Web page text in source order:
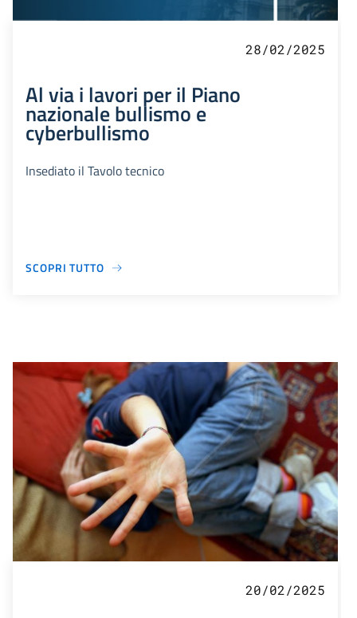
28/02/2025
Al via i lavori per il Piano
nazionale bullismo e
cyberbullismo
Insediato il Tavolo tecnico
SCOPRI TUTTO
20/02/2025